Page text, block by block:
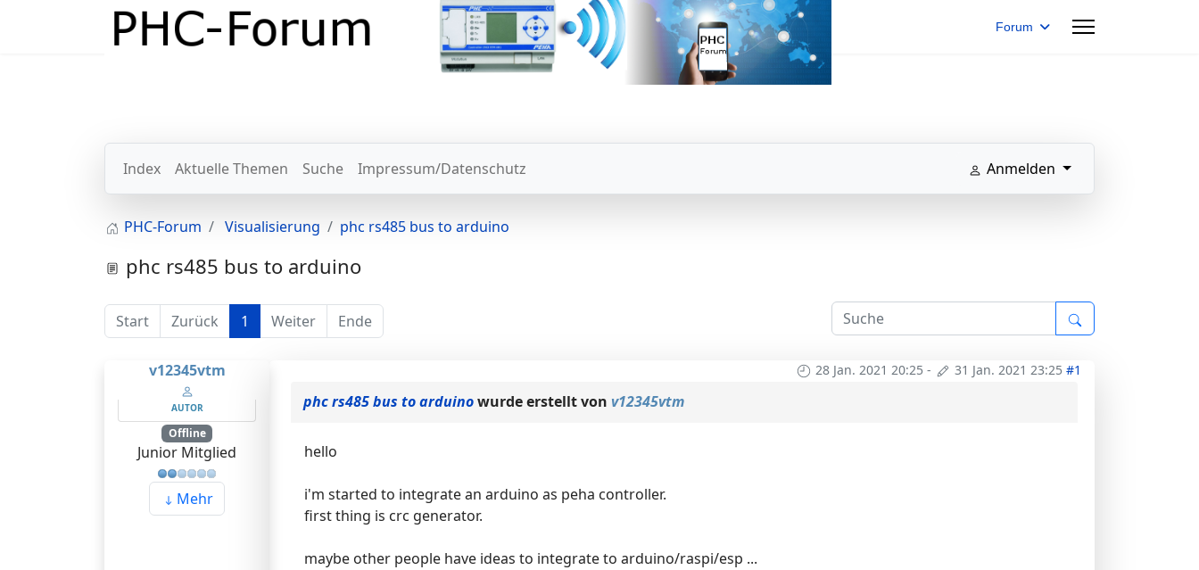
Forum
Index Aktuelle Themen Suche Impressum/Datenschutz Anmelden
PHC-Forum Visualisierung phc rs485 bus to arduino
phc rs485 bus to arduino
Start Zurück 1 Weiter Ende
v12345vtm
AUTOR
Offline
Junior Mitglied
Mehr
28 Jan. 2021 20:25 - 31 Jan. 2021 23:25 #1
phc rs485 bus to arduinowurde erstellt von v12345vtm
hello
i'm started to integrate an arduino as peha controller.
first thing is crc generator.
maybe other people have ideas to integrate to arduino/raspi/esp ...